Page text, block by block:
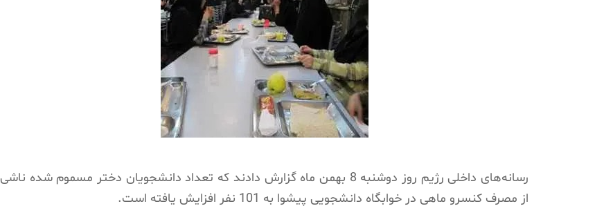
رسانه‌های داخلی رژیم روز دوشنبه 8 بهمن ماه گزارش دادند که تعداد دانشجویان دختر مسموم شده ناشی
از مصرف کنسرو ماهی در خوابگاه دانشجویی پیشوا به 101 نفر افزایش یافته است.